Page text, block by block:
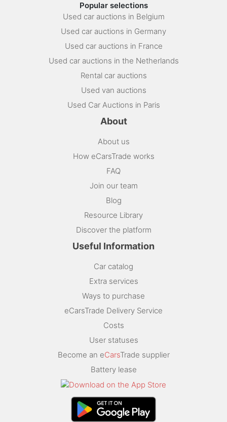
Popular selections
Used car auctions in Belgium
Used car auctions in Germany
Used car auctions in France
Used car auctions in the Netherlands
Rental car auctions
Used van auctions
Used Car Auctions in Paris
About
About us
How eCarsTrade works
FAQ
Join our team
Blog
Resource Library
Discover the platform
Useful Information
Car catalog
Extra services
Ways to purchase
eCarsTrade Delivery Service
Costs
User statuses
Become an eCarsTrade supplier
Battery lease